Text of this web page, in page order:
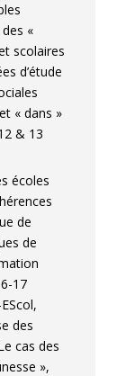
«
scolaires
d’étude
« dans »
& 13
écoles
de
de
17
des
cas des
»,